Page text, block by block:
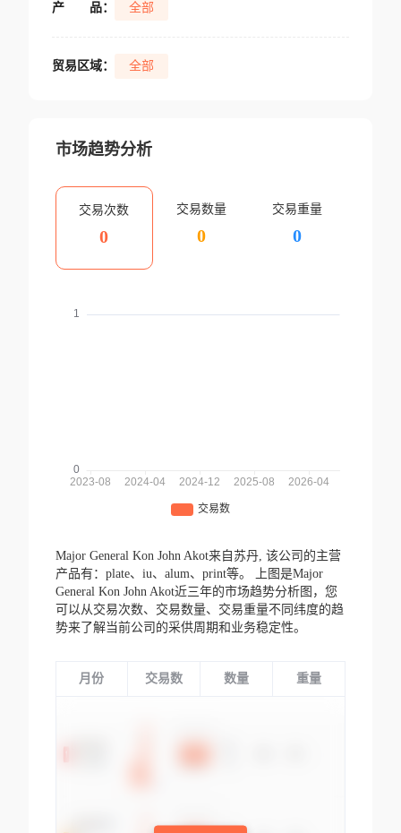
产 品： 全部
贸易区域： 全部
市场趋势分析
交易次数
0
交易数量
0
交易重量
0
Major General Kon John Akot来自苏丹, 该公司的主营
产品有：plate、iu、alum、print等。
上图是Major
General Kon John Akot近三年的市场趋势分析图，您
可以从交易次数、交易数量、交易重量不同纬度的趋
势来了解当前公司的采供周期和业务稳定性。
月份 交易数 数量 重量